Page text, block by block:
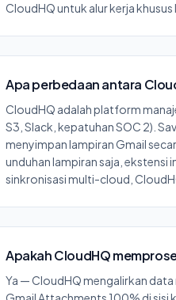
CloudHQ untuk alur kerja khusus
Apa perbedaan antara
CloudHQ adalah platform
S3, Slack, kepatuhan SOC 2).
menyimpan lampiran Gmail
unduhan lampiran saja, ekstensi
sinkronisasi multi-cloud,
Apakah CloudHQ
Ya — CloudHQ mengalirkan data